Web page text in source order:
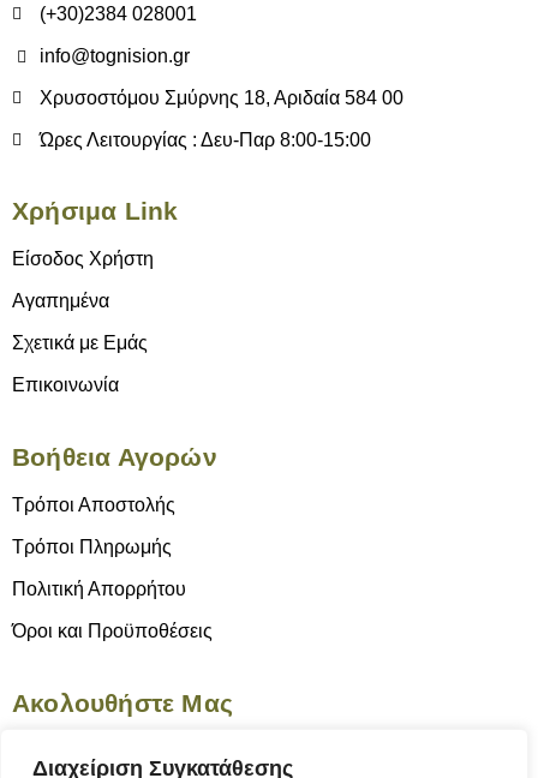
Διαχείριση Συγκατάθεσης
(+30)2384 028001
info@tognision.gr
Χρυσοστόμου Σμύρνης 18, Αριδαία 584 00
Ώρες Λειτουργίας : Δευ-Παρ 8:00-15:00
Χρήσιμα Link
Είσοδος Χρήστη
Αγαπημένα
Σχετικά με Εμάς
Επικοινωνία
Βοήθεια Αγορών
Τρόποι Αποστολής
Τρόποι Πληρωμής
Πολιτική Απορρήτου
Όροι και Προϋποθέσεις
Ακολουθήστε Μας